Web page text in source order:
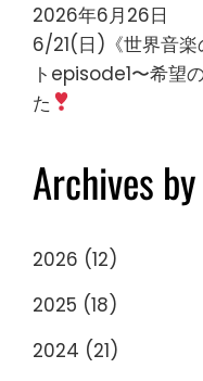
2026年6月26日
6/21(日)《世界音楽
トepisode1〜希望
た
Archives
2026 (12)
2025 (18)
2024 (21)